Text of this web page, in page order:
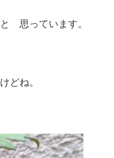
思っています。
どね。